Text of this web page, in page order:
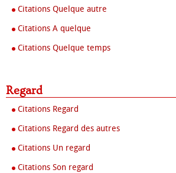
Citations Quelque autre
Citations A quelque
Citations Quelque temps
Regard
Citations Regard
Citations Regard des autres
Citations Un regard
Citations Son regard